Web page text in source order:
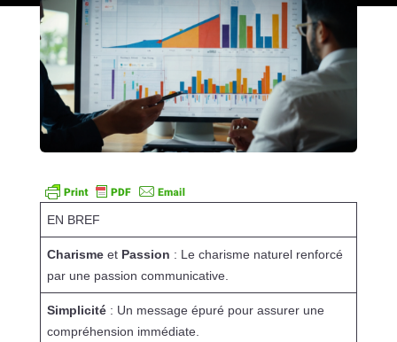
EN BREF
Charismeet Passion : Le charisme naturel renforcé
par une passion communicative.
Simplicité: Un message épuré pour assurer une
compréhension immédiate.